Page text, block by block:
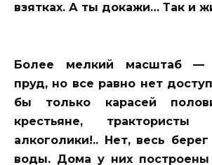
взятках. А ты докажи… Так и
Более мелкий масштаб —
пруд, но все равно нет
бы только карасей
крестьяне,
алкоголики!.. Нет, весь
воды. Дома у них